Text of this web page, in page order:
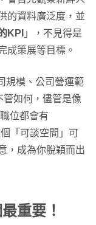
的資料廣泛度，並
KPI 」，不見得是
成策展等目標。
規模、公司營運範
管如何，儘管是像
位都會有
「可談空間」可
，成為你脫穎而出
重要！